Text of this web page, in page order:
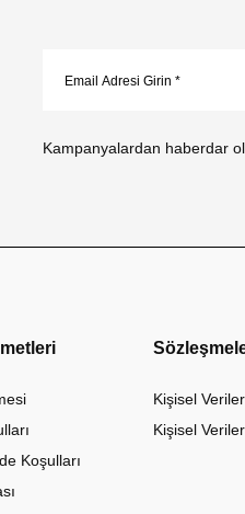
Kampanyalardan haberdar
Koşulları
Kişisel
Kişisel